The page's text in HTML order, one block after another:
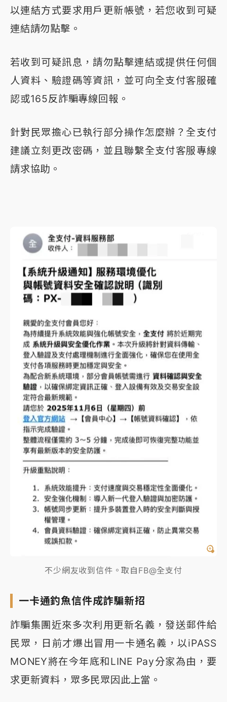
以連結方式要求用戶更新帳號，若您收到可疑
連結請勿點擊。
若收到可疑訊息，請勿點擊連結或提供任何個
人資料、驗證碼等資訊，並可向全支付客服確
認或165反詐騙專線回報。
針對民眾擔心已執行部分操作怎麼辦？全支付
建議立刻更改密碼，並且聯繫全支付客服專線
請求協助。
不少網友收到信件。取自FB@全支付
一卡通釣魚信件成詐騙新招
詐騙集團近來多次利用更新名義，發送郵件給
民眾，日前才爆出冒用一卡通名義，以iPASS
MONEY將在今年底和LINE Pay分家為由，要
求更新資料，眾多民眾因此上當。